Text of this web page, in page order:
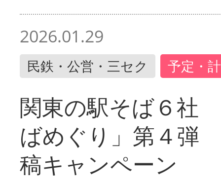
2026.01.29
民鉄・公営・三セク 予定・
関東の駅そば６社
ばめぐり」第４弾
稿キャンペーン